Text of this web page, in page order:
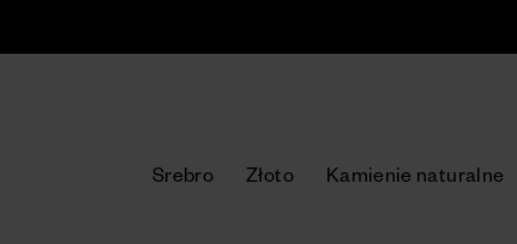
Srebro Złoto Kamienie naturalne